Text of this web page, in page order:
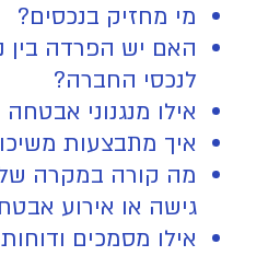
מי מחזיק בנכסים?
האם יש הפרדה בין
לנכסי החברה?
אילו מנגנוני אבטחה
איך מתבצעות
מה קורה במקרה
גישה או אירוע
אילו מסמכים